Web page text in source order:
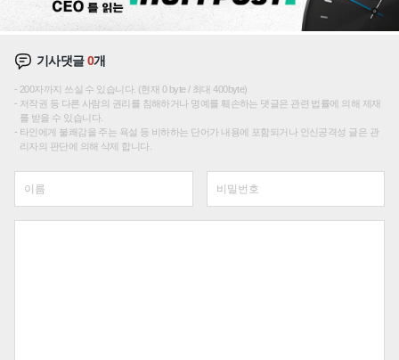
기사댓글0개
200자까지 쓰실 수 있습니다. (현재 0 byte / 최대 400byte)
저작권 등 다른 사람의 권리를 침해하거나 명예를 훼손하는 댓글은 관련 법률에 의해 제재
를 받을 수 있습니다.
타인에게 불쾌감을 주는 욕설 등 비하하는 단어가 내용에 포함되거나 인신공격성 글은 관
리자의 판단에 의해 삭제 합니다.